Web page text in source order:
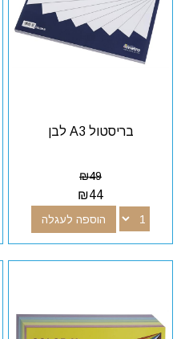
בריסטול A3 לבן
₪49
₪44
הוספה לעגלה